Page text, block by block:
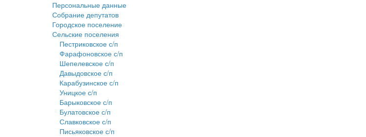
Персональные данные
Собрание депутатов
Городское поселение
Сельские поселения
Пестриковское с/п
Фарафоновское с/п
Шепелевское с/п
Давыдовское с/п
Карабузинское с/п
Уницкое с/п
Барыковское с/п
Булатовское с/п
Славковское с/п
Письяковское с/п